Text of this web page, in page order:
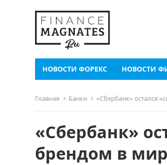
НОВОСТИ ФОРЕКС НОВОСТИ
Главная Банки «Сбербанк» остался
«Сбербанк»
брендом в